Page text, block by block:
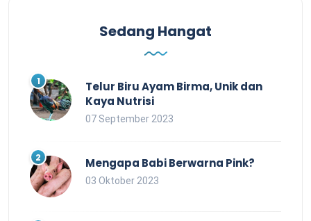
Sedang Hangat
Telur Biru Ayam Birma, Unik dan
Kaya Nutrisi
07 September 2023
Mengapa Babi Berwarna Pink?
03 Oktober 2023